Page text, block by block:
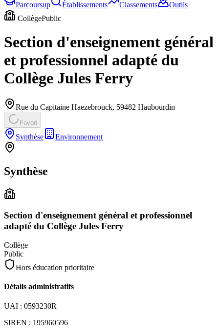
Parcoursup Établissements Classements
Outils
CollègePublic
Section d'enseignement général
et professionnel adapté du
Collège Jules Ferry
Rue du Capitaine Haezebrouck, 59482 Haubourdin
Favori
Synthèse Environnement
Synthèse
Section d'enseignement général et professionnel
adapté du Collège Jules Ferry
Collège
Public
Hors éducation prioritaire
Détails administratifs
UAI : 0593230R
SIREN : 195960596